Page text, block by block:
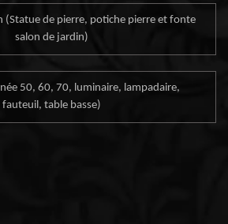
(Statue de pierre, potiche pierre et fonte
salon de jardin)
50, 60, 70, luminaire, lampadaire,
fauteuil, table basse)